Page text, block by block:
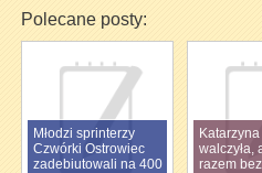
Polecane posty:
Młodzi sprinterzy
Czwórki Ostrowiec
zadebiutowali na 400
walczyła,
razem